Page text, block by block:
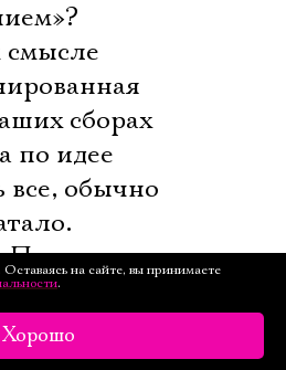
смысле
сборах
по идее
обычно
Петр
(он это
в год,
«Видимо,
на сайте, вы принимаете
.
Хорошо